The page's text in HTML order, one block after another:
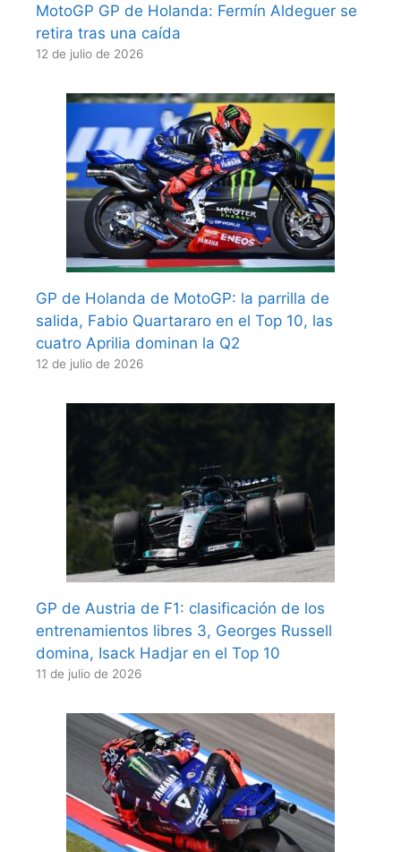
MotoGP GP de Holanda: Fermín Aldeguer se
retira tras una caída
12 de julio de 2026
GP de Holanda de MotoGP: la parrilla de
salida, Fabio Quartararo en el Top 10, las
cuatro Aprilia dominan la Q2
12 de julio de 2026
GP de Austria de F1: clasificación de los
entrenamientos libres 3, Georges Russell
domina, Isack Hadjar en el Top 10
11 de julio de 2026